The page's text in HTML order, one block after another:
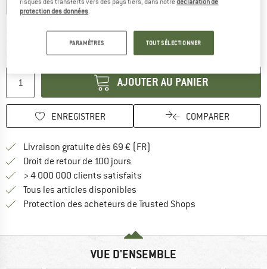
-20 % -20 % -26 %
Délai de livraison: 3-5 jours ouvrables
Le lien s'ouvre dans une
Plus que 1 article en stock !
AJOUTER AU PANIER
ENREGISTRER COMPARER
Livraison gratuite dès 69 € (FR)
Droit de retour de 100 jours
> 4 000 000 clients satisfaits
Tous les articles disponibles
Protection des acheteurs de Trusted Shops
VUE D'ENSEMBLE
risques des transferts vers des pays tiers, dans notredéclaration de
protection des données.
PARAMÈTRES TOUT SÉLECTIONNER